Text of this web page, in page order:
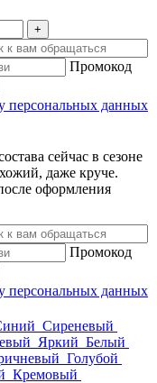
+
Промокод
персональных данных
сейчас в сезоне
даже круче.
оформления
Промокод
персональных данных
Сиреневый
Яркий Белый
Голубой
Кремовый